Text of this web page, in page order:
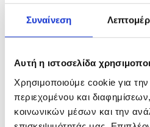
Συναίνεση
Αυτή η ιστοσελίδα
Χρησιμοποιούμε cookie για
περιεχομένου και
κοινωνικών μέσων και την
πίστες αγώνων σε όλο τον κόσμο
αγωνίστηκαν με το έμβλημά της σε
Joachim Stuck, η πρωτοπόρος
αδάμαστος
Timo Bernhard André
εγκατέλειπαν ποτέ τη μάχη, για το
καινούριους δρόμους, μέσα από τις